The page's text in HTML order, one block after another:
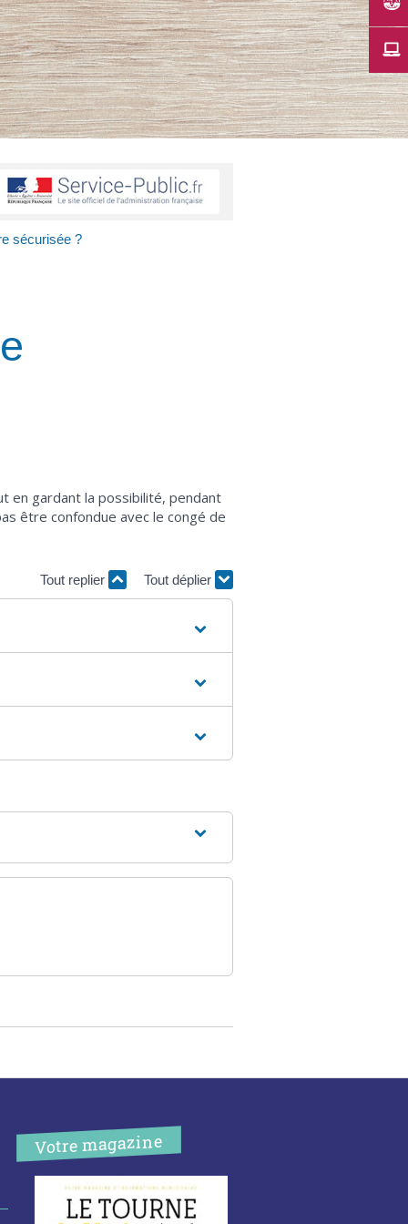
sécurisée ?
en gardant la possibilité, pendant
être confondue avec le congé de
Tout replier Tout déplier
Votre magazine